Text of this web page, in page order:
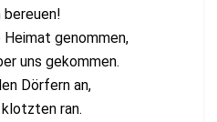
bereuen!
Heimat genommen,
uns gekommen.
Dörfern an,
ran.